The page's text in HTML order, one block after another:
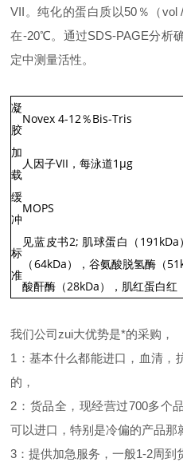
VII。纯化的蛋白质以50％（
在-20℃。通过SDS-PAGE分析
定中测量活性。
凝
胶
Novex 4-12％Bis-Tris
加
载
人因子VII，每泳道1μg
缓
冲
MOPS
标
准
见蓝皮书2; 肌球蛋白（
（64kDa），谷氨酸脱氢酶（
酸酐酶（28kDa），肌红蛋白红
我们公司zui大优势是*的采购，
1：基本什么都能进口，血清，
的，
2：货品全，现经营过700多个
可以进口，特别是冷偏的产品那
3：提供加急服务，一般1-2周到